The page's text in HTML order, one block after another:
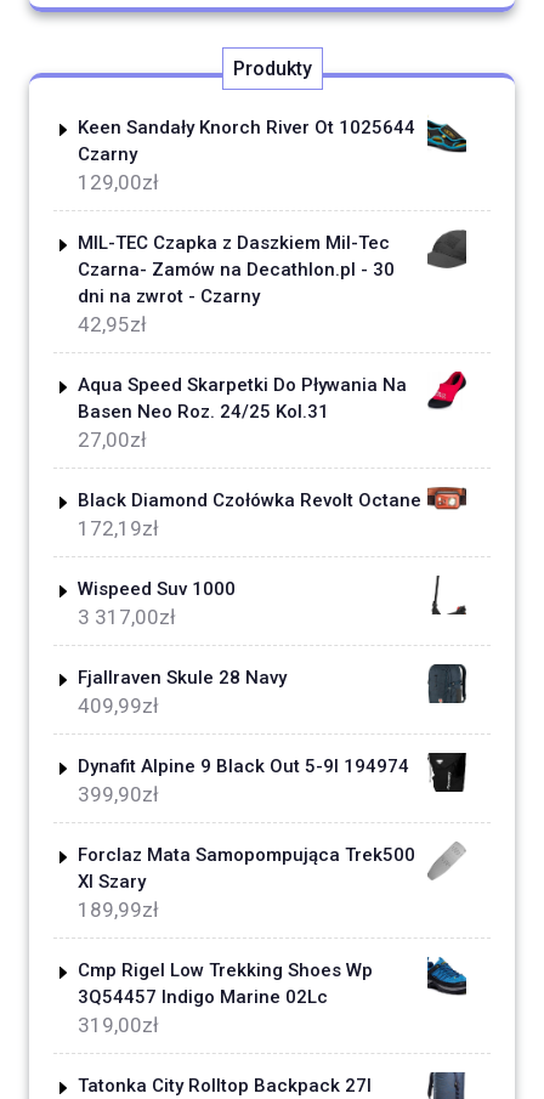
Produkty
Keen Sandały Knorch River Ot 1025644
Czarny
129,00zł
MIL-TEC Czapka z Daszkiem Mil-Tec
Czarna- Zamów na Decathlon.pl - 30
dni na zwrot - Czarny
42,95zł
Aqua Speed Skarpetki Do Pływania Na
Basen Neo Roz. 24/25 Kol.31
27,00zł
Black Diamond Czołówka Revolt Octane
172,19zł
Wispeed Suv 1000
3 317,00zł
Fjallraven Skule 28 Navy
409,99zł
Dynafit Alpine 9 Black Out 5-9l 194974
399,90zł
Forclaz Mata Samopompująca Trek500
Xl Szary
189,99zł
Cmp Rigel Low Trekking Shoes Wp
3Q54457 Indigo Marine 02Lc
319,00zł
Tatonka City Rolltop Backpack 27l